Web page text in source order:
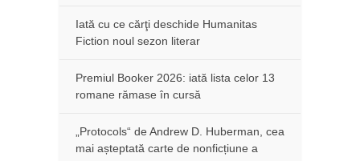
Iată cu ce cărţi deschide Humanitas
Fiction noul sezon literar
Premiul Booker 2026: iată lista celor 13
romane rămase în cursă
„Protocols“ de Andrew D. Huberman, cea
mai așteptată carte de nonficțiune a